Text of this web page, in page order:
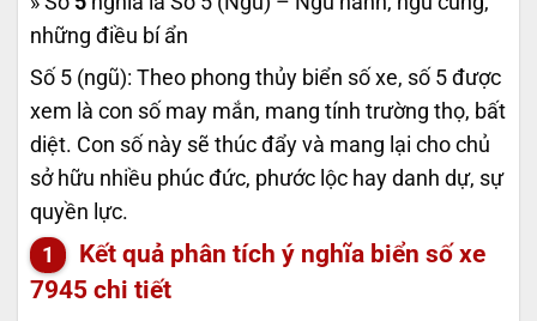
những điều bí ẩn
Số 5 (ngũ): Theo phong thủy biển số xe, số 5 được
xem là con số may mắn, mang tính trường thọ, bất
diệt. Con số này sẽ thúc đẩy và mang lại cho chủ
sở hữu nhiều phúc đức, phước lộc hay danh dự, sự
quyền lực.
Kết quả phân tích ý nghĩa biển số xe
7945 chi tiết